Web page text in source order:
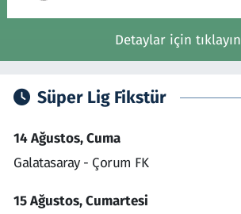
Detaylar için tıklayın
Süper Lig Fikstür
14 Ağustos, Cuma
Galatasaray - Çorum FK
15 Ağustos, Cumartesi